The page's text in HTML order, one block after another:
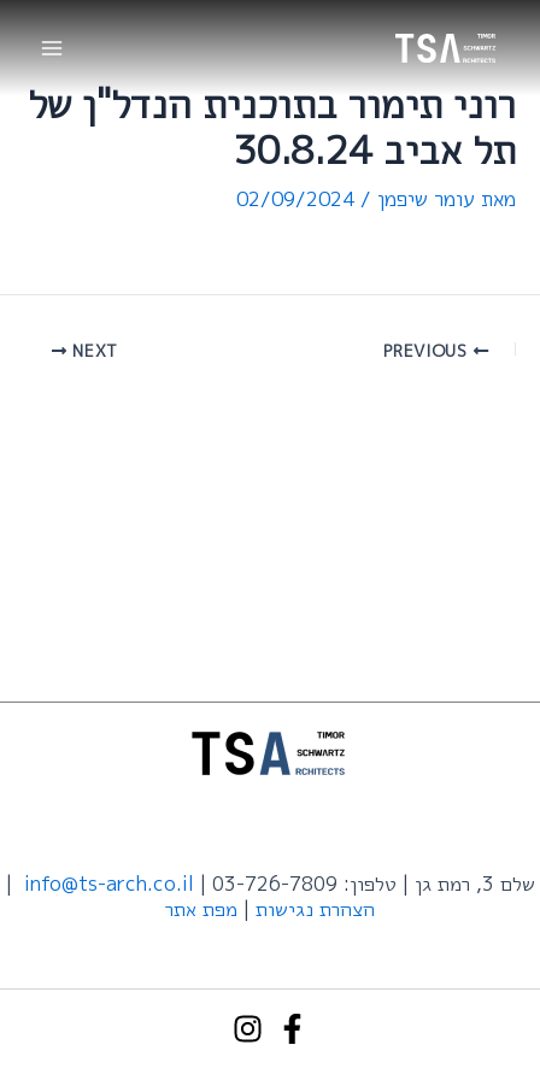
דילוג
לתוכן
רוני תימור בתוכנית הנדל"ן של
תל אביב 30.8.24
מאת עומר שיפמן /
02/09/2024
NEXT
שלם 3, רמת גן | טלפון: 03-726-7809 | info@ts-arch.co.il
|
הצהרת נגישות | מפת אתר